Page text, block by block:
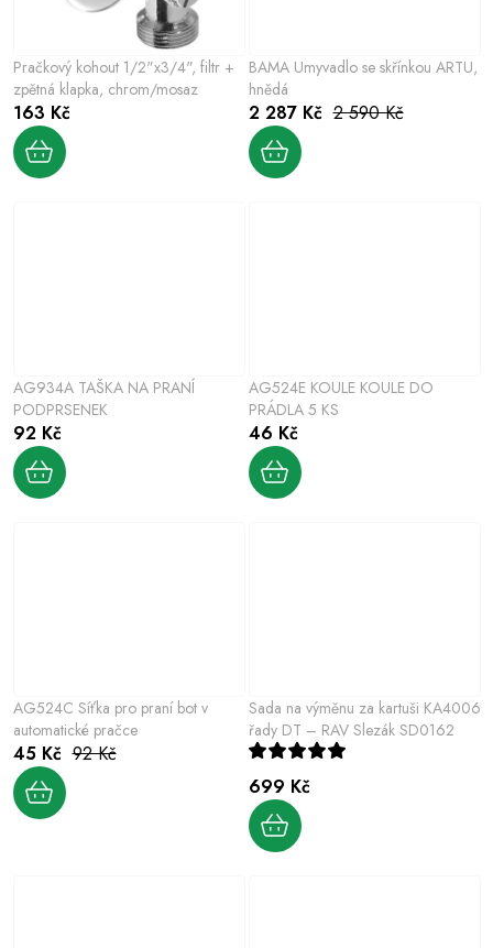
Pračkový kohout 1/2"x3/4", filtr +
zpětná klapka, chrom/mosaz
163 Kč
BAMA Umyvadlo se skřínkou ARTU,
hnědá
2 287 Kč 2 590 Kč
AG934A TAŠKA NA PRANÍ
PODPRSENEK
92 Kč
AG524E KOULE KOULE DO
PRÁDLA 5 KS
46 Kč
AG524C Síťka pro praní bot v
automatické pračce
45 Kč 92 Kč
Sada na výměnu za kartuši KA4006
řady DT – RAV Slezák SD0162
699 Kč